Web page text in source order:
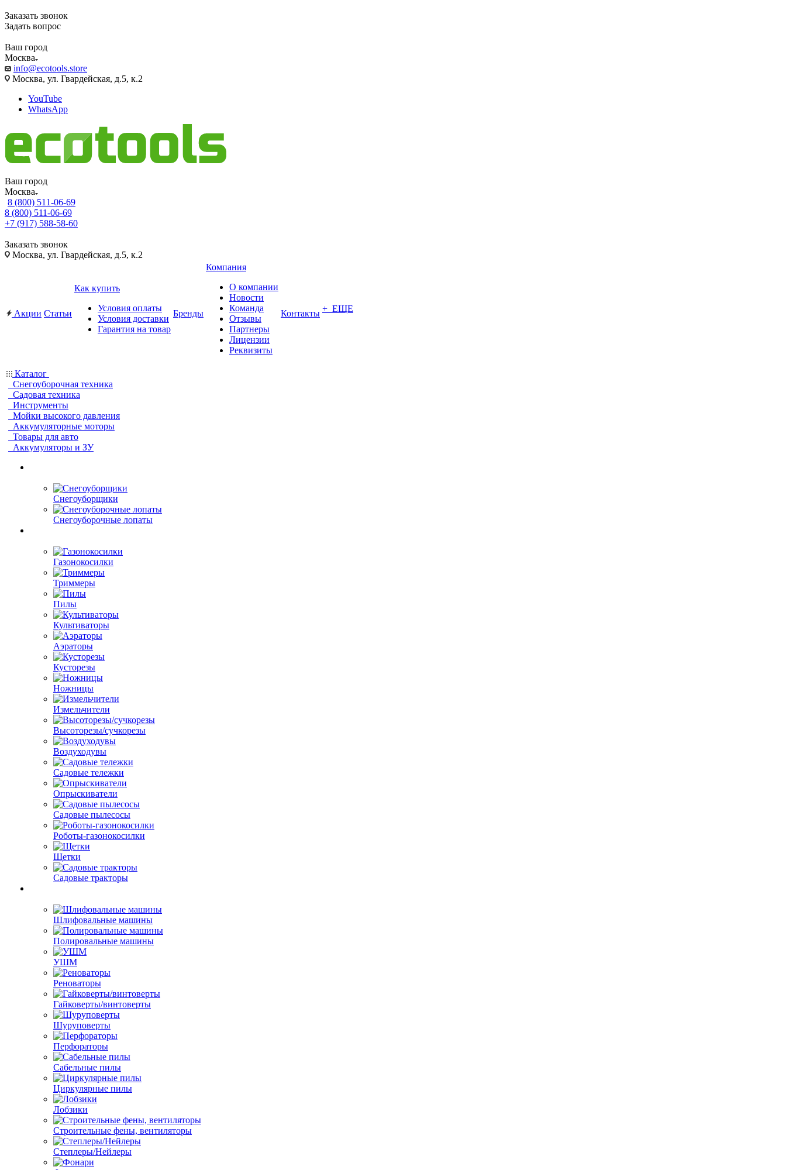
Заказать звонок
Задать вопрос
Ваш город
Москва
info@ecotools.store
Москва, ул. Гвардейская, д.5, к.2
YouTube
WhatsApp
Ваш город
Москва
8 (800) 511-06-69
8 (800) 511-06-69
+7 (917) 588-58-60
Заказать звонок
Москва, ул. Гвардейская, д.5, к.2
Акции Статьи
Как купить
Условия оплаты
Условия доставки
Гарантия на товар
Бренды
Компания
О компании
Новости
Команда
Отзывы
Партнеры
Лицензии
Реквизиты
Контакты + ЕЩЕ
Каталог
Снегоуборочная техника
Садовая техника
Инструменты
Мойки высокого давления
Аккумуляторные моторы
Товары для авто
Аккумуляторы и ЗУ
Снегоуборщики
Снегоуборочные лопаты
Газонокосилки
Триммеры
Пилы
Культиваторы
Аэраторы
Кусторезы
Ножницы
Измельчители
Высоторезы/сучкорезы
Воздуходувы
Садовые тележки
Опрыскиватели
Садовые пылесосы
Роботы-газонокосилки
Щетки
Садовые тракторы
Шлифовальные машины
Полировальные машины
УШМ
Реноваторы
Гайковерты/винтоверты
Шуруповерты
Перфораторы
Сабельные пилы
Циркулярные пилы
Лобзики
Строительные фены, вентиляторы
Степлеры/Нейлеры